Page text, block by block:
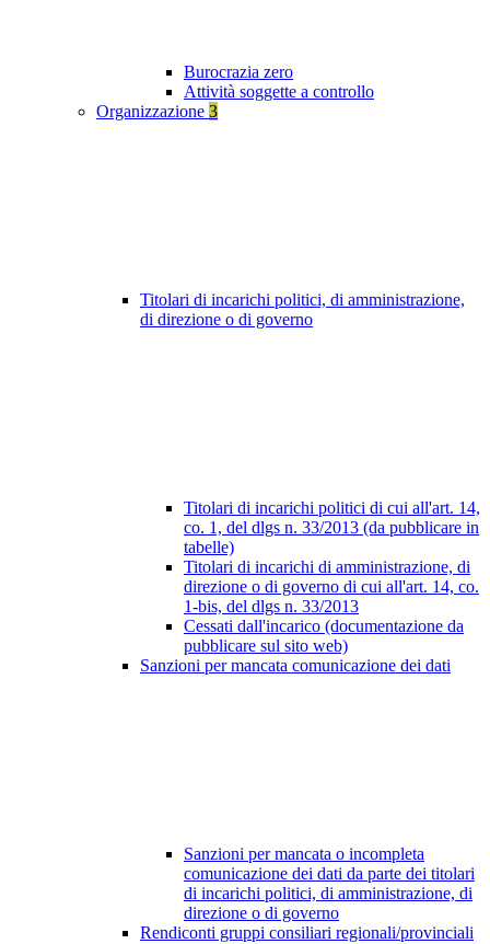
Burocrazia zero
Attività soggette a controllo
Organizzazione 3
Titolari di incarichi politici, di amministrazione,
di direzione o di governo
Titolari di incarichi politici di cui all'art. 14,
co. 1, del dlgs n. 33/2013 (da pubblicare in
tabelle)
Titolari di incarichi di amministrazione, di
direzione o di governo di cui all'art. 14, co.
1-bis, del dlgs n. 33/2013
Cessati dall'incarico (documentazione da
pubblicare sul sito web)
Sanzioni per mancata comunicazione dei dati
Sanzioni per mancata o incompleta
comunicazione dei dati da parte dei titolari
di incarichi politici, di amministrazione, di
direzione o di governo
Rendiconti gruppi consiliari regionali/provinciali